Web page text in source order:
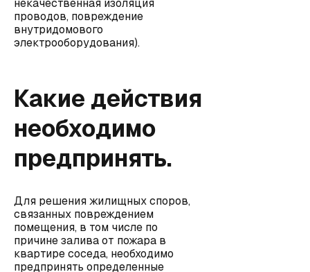
некачественная изоляция
проводов, повреждение
внутридомового
электрооборудования).
Какие действия
необходимо
предпринять.
Для решения жилищных споров,
связанных повреждением
помещения, в том числе по
причине залива от пожара в
квартире соседа, необходимо
предпринять определенные